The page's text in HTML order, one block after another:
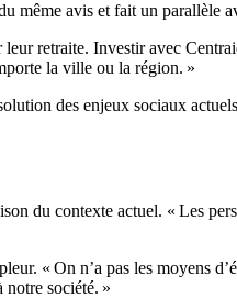
même avis et fait un parallèle
retraite. Investir avec
la ville ou la région. »
des enjeux sociaux
du contexte actuel. « Les
« On n’a pas les moyens
notre société. »